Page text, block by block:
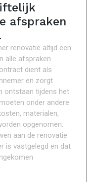
afspraken
renovatie altijd een
alle afspraken
dient als
en zorgt
ontstaan tijdens het
onder andere
materialen,
opgenomen.
aan de renovatie
is vastgelegd en dat